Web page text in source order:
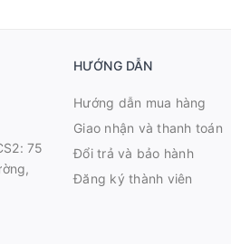
75
HƯỚNG DẪN
Hướng dẫn mua hàng
Giao nhận và thanh toán
Đổi trả và bảo hành
Đăng ký thành viên